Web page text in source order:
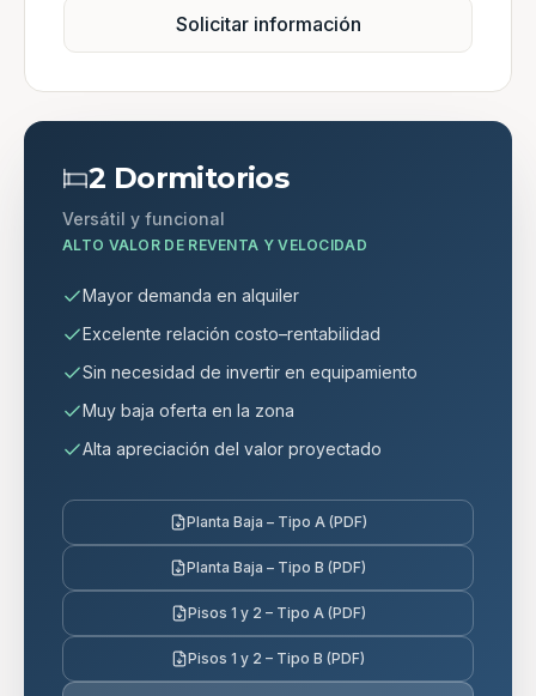
Solicitar información
2 Dormitorios
Versátil y funcional
ALTO VALOR DE REVENTA Y VELOCIDAD
Mayor demanda en alquiler
Excelente relación costo–rentabilidad
Sin necesidad de invertir en equipamiento
Muy baja oferta en la zona
Alta apreciación del valor proyectado
Planta Baja – Tipo A (PDF)
Planta Baja – Tipo B (PDF)
Pisos 1 y 2 – Tipo A (PDF)
Pisos 1 y 2 – Tipo B (PDF)